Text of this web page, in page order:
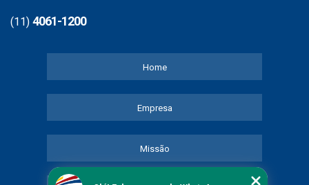
(11) 4061-1200
Home
Empresa
Missão